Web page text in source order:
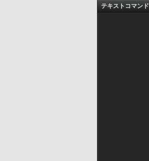
テキストコマンド